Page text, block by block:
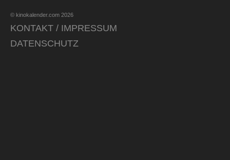
© kinokalender.com 2026
KONTAKT / IMPRESSUM
DATENSCHUTZ